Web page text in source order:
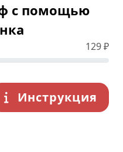
с помощью
129₽
Инструкция